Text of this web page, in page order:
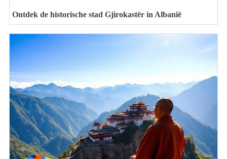
Ontdek de historische stad Gjirokastër in Albanië